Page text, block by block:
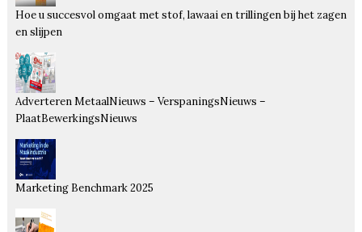
Hoe u succesvol omgaat met stof, lawaai en trillingen bij het zagen
en slijpen
Adverteren MetaalNieuws – VerspaningsNieuws –
PlaatBewerkingsNieuws
Marketing Benchmark 2025